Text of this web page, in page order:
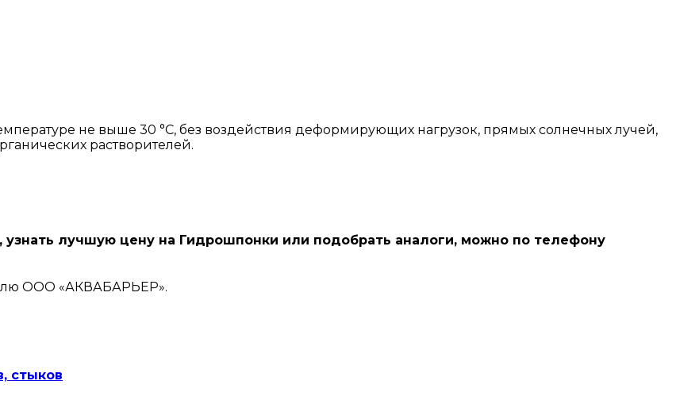
не выше 30 °С, без воздействия деформирующих нагрузок, прямых солнечных лучей,
растворителей.
лучшую цену на Гидрошпонки или подобрать аналоги, можно по телефону
ООО «АКВАБАРЬЕР».
стыков